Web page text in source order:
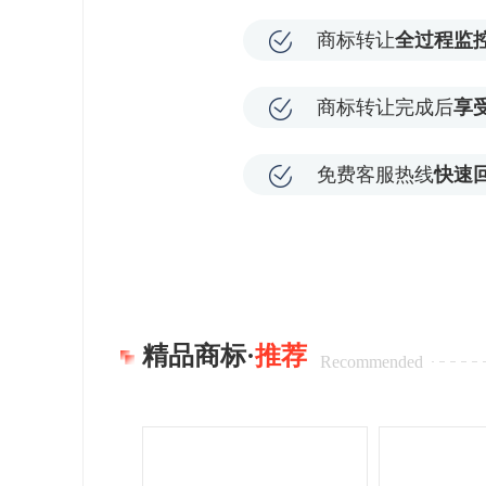
商标转让全过程监
商标转让完成后享
免费客服热线快速
精品商标·推荐 Recommended